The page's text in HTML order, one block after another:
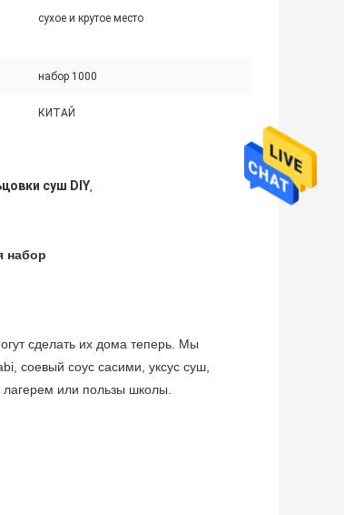
сухое и крутое место
набор 1000
КИТАЙ
суш DIY,
набор
сделать их дома теперь. Мы
соевый соус сасими, уксус суш,
лагерем или пользы школы.